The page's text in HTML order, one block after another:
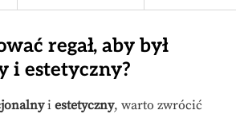
regał, aby był
i estetyczny?
i estetyczny, warto zwrócić